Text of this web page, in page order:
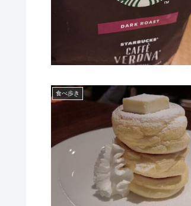
食べ歩き